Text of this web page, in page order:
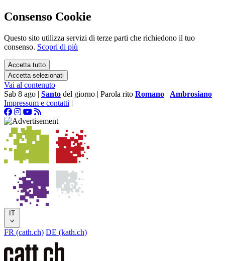
Consenso Cookie
Questo sito utilizza servizi di terze parti che richiedono il tuo
consenso. Scopri di più
Accetta tutto
Accetta selezionati
Vai al contenuto
Sab 8 ago | Santo del giorno | Parola rito Romano | Ambrosiano
Impressum e contatti |
IT
FR (cath.ch) DE (kath.ch)